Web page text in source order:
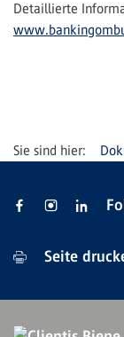
Detaillierte
Seite